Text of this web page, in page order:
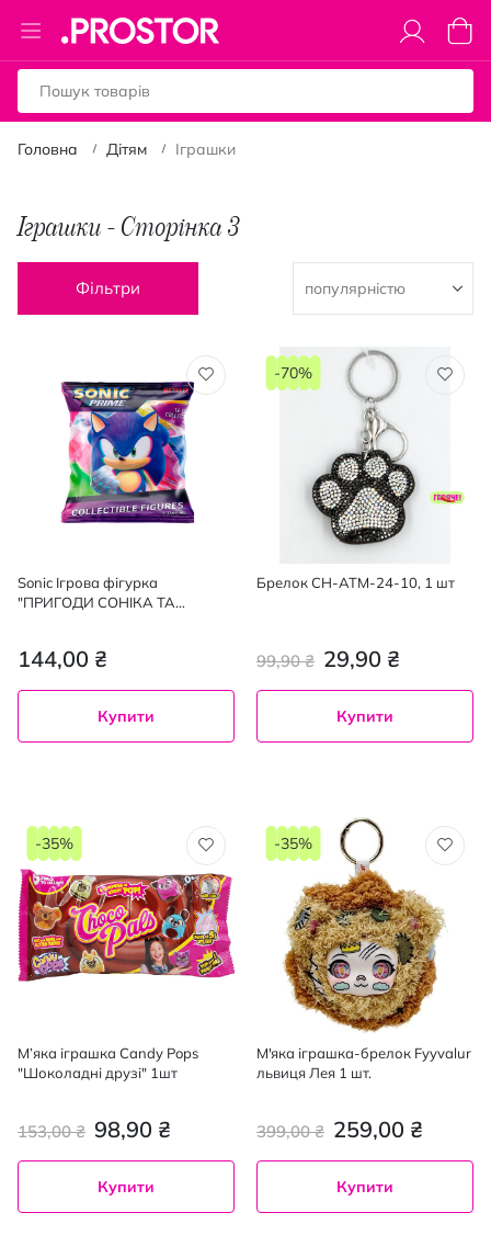
Toggle
Nav
Кошик
Головна Дітям Іграшки
Іграшки - Сторінка 3
Фільтри
Sonic Ігрова фігурка
"ПРИГОДИ СОНІКА ТА
144,00 ₴
Купити
Брелок CH-ATM-24-10, 1 шт
29,90 ₴
99,90 ₴
-70%
Купити
М’яка іграшка Candy Pops
"Шоколадні друзі" 1шт
98,90 ₴
153,00 ₴
-35%
Купити
М'яка іграшка-брелок Fyyvalur
львиця Лея 1 шт.
259,00 ₴
399,00 ₴
-35%
Купити